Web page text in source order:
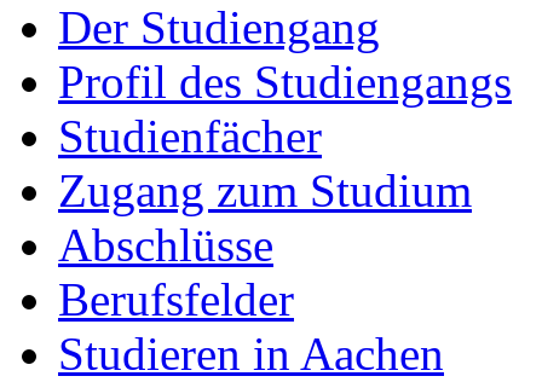
Der Studiengang
Profil des Studiengangs
Studienfächer
Zugang zum Studium
Abschlüsse
Berufsfelder
Studieren in Aachen